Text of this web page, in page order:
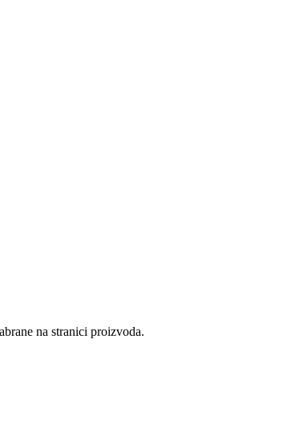
na stranici proizvoda.